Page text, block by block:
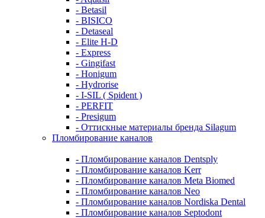
- Betasil
- BISICO
- Detaseal
- Elite H-D
- Express
- Gingifast
- Honigum
- Hydrorise
- I-SIL ( Spident )
- PERFIT
- Presigum
- Оттискные материалы бренда Silagum
Пломбирование каналов
- Пломбирование каналов Dentsply
- Пломбирование каналов Kerr
- Пломбирование каналов Meta Biomed
- Пломбирование каналов Neo
- Пломбирование каналов Nordiska Dental
- Пломбирование каналов Septodont